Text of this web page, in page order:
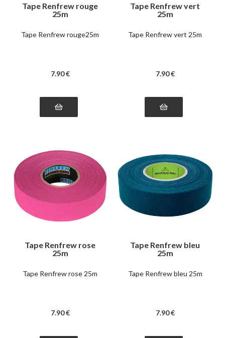
Tape Renfrew rouge
25m
Tape Renfrew rouge25m
7.90 €
Tape Renfrew vert
25m
Tape Renfrew vert 25m
7.90 €
Tape Renfrew rose
25m
Tape Renfrew rose 25m
7.90 €
Tape Renfrew bleu
25m
Tape Renfrew bleu 25m
7.90 €